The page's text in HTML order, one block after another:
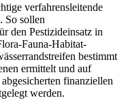
verfahrensleitende
So sollen
den Pestizideinsatz in
Fauna-Habitat-
bestimmt
ermittelt und auf
finanziellen
werden.